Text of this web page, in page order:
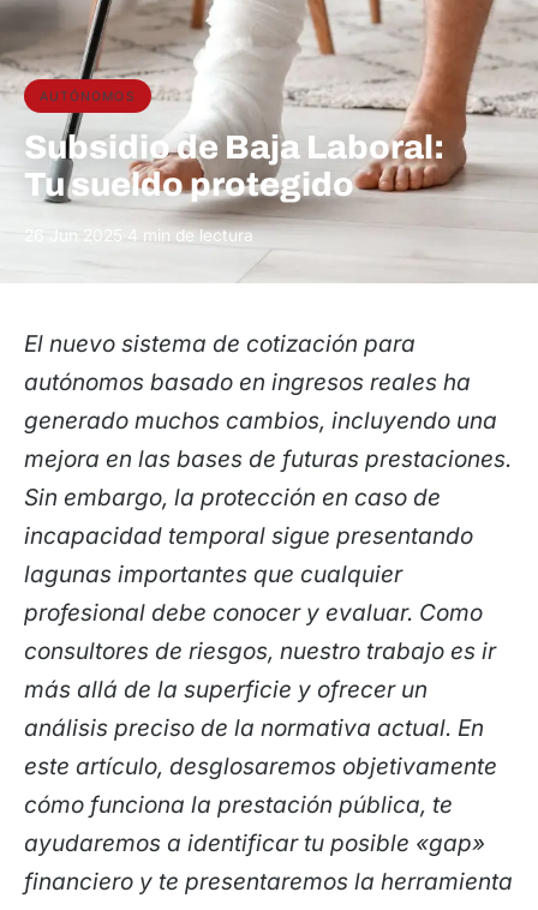
AUTÓNOMOS
Subsidio de Baja Laboral:
Tu sueldo protegido
26 Jun 2025 4 min de lectura
El nuevo sistema de cotización para
autónomos basado en ingresos reales ha
generado muchos cambios, incluyendo una
mejora en las bases de futuras prestaciones.
Sin embargo, la protección en caso de
incapacidad temporal sigue presentando
lagunas importantes que cualquier
profesional debe conocer y evaluar. Como
consultores de riesgos, nuestro trabajo es ir
más allá de la superficie y ofrecer un
análisis preciso de la normativa actual. En
este artículo, desglosaremos objetivamente
cómo funciona la prestación pública, te
ayudaremos a identificar tu posible «gap»
financiero y te presentaremos la herramienta